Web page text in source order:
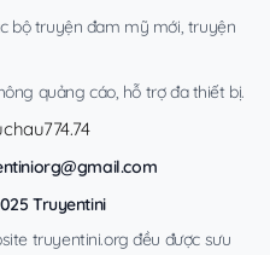
bộ truyện đam mỹ mới, truyện
quảng cáo, hỗ trợ đa thiết bị.
Truyentini
truyentini.org đều được sưu